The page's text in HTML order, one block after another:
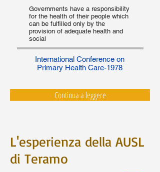
Governments have a responsibility
for the health of their people which
can be fulfilled only by the
provision of adequate health and
social
International Conference on
Primary Health Care-1978
Continua a leggere
L'esperienza della AUSL
di Teramo